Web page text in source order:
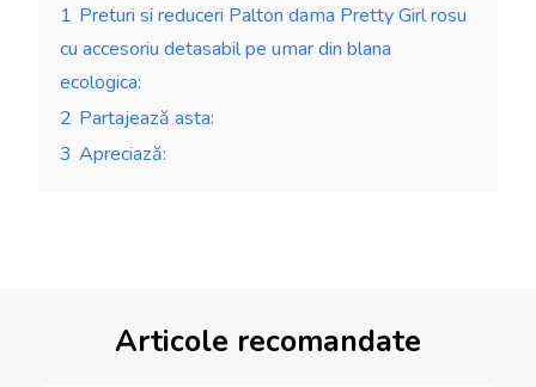
1 Preturi si reduceri Palton dama Pretty Girl rosu
cu accesoriu detasabil pe umar din blana
ecologica:
2 Partajează asta:
3 Apreciază:
Articole recomandate